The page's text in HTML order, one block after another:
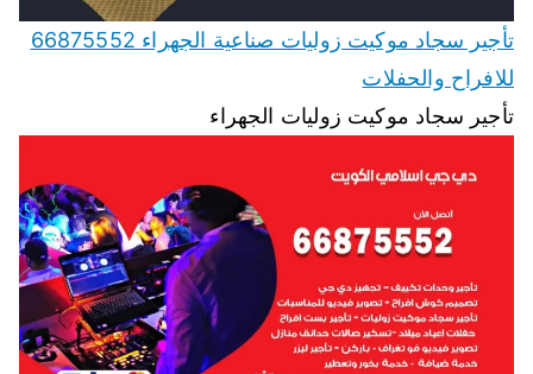
تأجير سجاد موكيت زوليات صناعية الجهراء 66875552
للافراح والحفلات
تأجير سجاد موكيت زوليات الجهراء